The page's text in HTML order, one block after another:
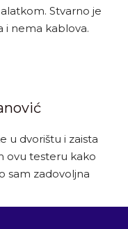
Stvarno je
i nema kablova.
u dvorištu i zaista
ovu testeru kako
sam zadovoljna